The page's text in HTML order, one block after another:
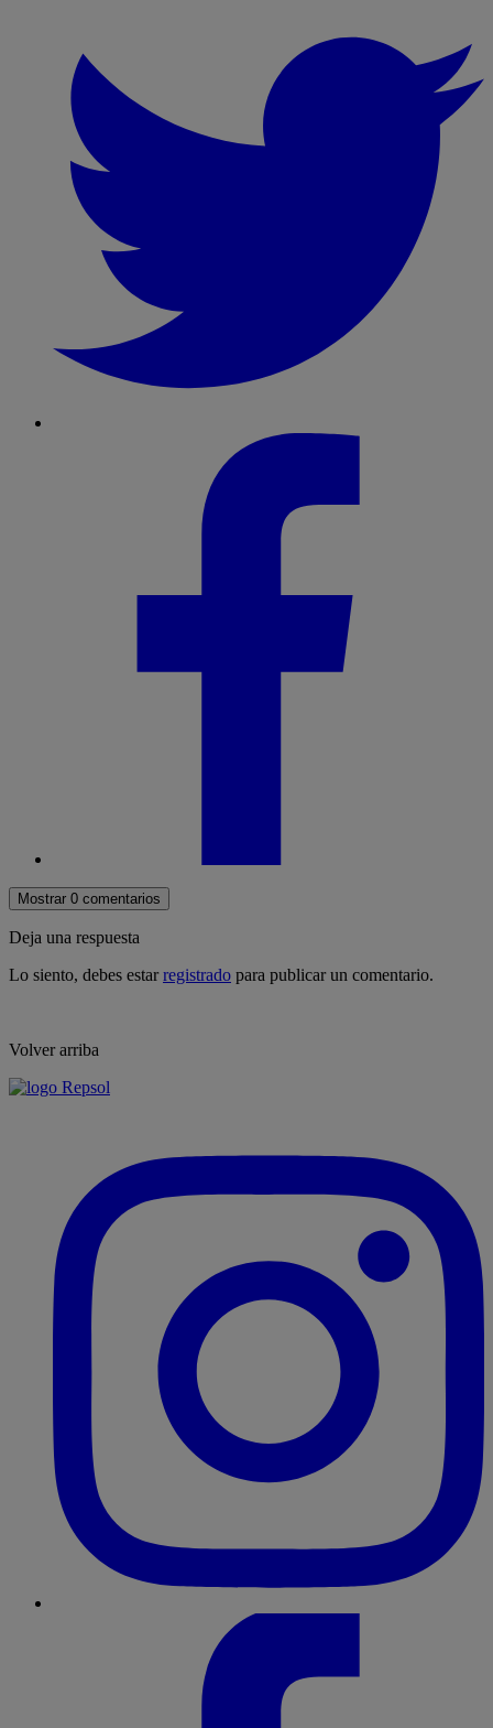
Mostrar 0 comentarios
Deja una respuesta
Lo siento, debes estarregistrado para publicar un comentario.
Volver arriba